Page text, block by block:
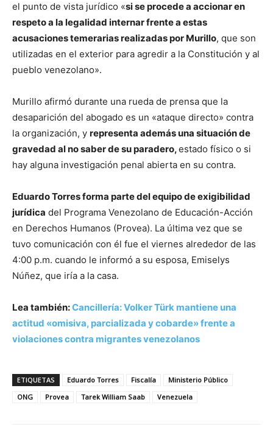
el punto de vista jurídico «si se procede a accionar en
respeto a la legalidad internar frente a estas
acusaciones temerarias realizadas por Murillo, que son
utilizadas en el exterior para agredir a la Constitución y al
pueblo venezolano».
Murillo afirmó durante una rueda de prensa que la
desaparición del abogado es un «ataque directo» contra
la organización, y representa además una situación de
gravedad al no saber de su paradero,estado físico o si
hay alguna investigación penal abierta en su contra.
Eduardo Torres forma parte del equipo de exigibilidad
jurídica del Programa Venezolano de Educación-Acción
en Derechos Humanos (Provea). La última vez que se
tuvo comunicación con él fue el viernes alrededor de las
4:00 p.m. cuando le informó a su esposa, Emiselys
Núñez, que iría a la casa.
Lea también:Cancillería: Volker Türk mantiene una
actitud «omisiva, parcializada y cobarde» frente a
violaciones contra migrantes venezolanos
ETIQUETAS Eduardo Torres Fiscalía
Ministerio Público
ONG
Provea Tarek William Saab Venezuela